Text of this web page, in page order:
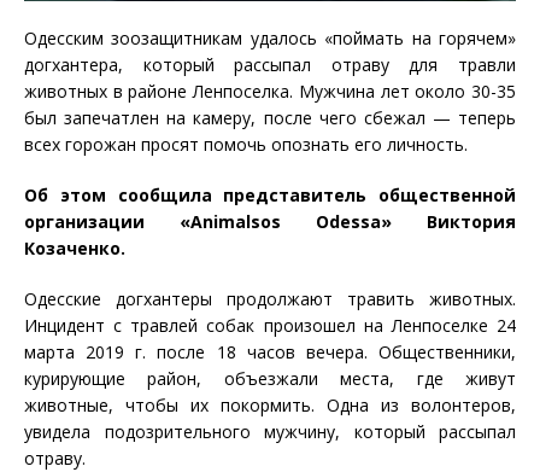
Одесским зоозащитникам удалось «поймать на горячем»
догхантера, который рассыпал отраву для травли
животных в районе Ленпоселка. Мужчина лет около 30-35
был запечатлен на камеру, после чего сбежал — теперь
всех горожан просят помочь опознать его личность.
Об этом сообщила представитель общественной
организации «Animalsos Odessa» Виктория
Козаченко.
Одесские догхантеры продолжают травить животных.
Инцидент с травлей собак произошел на Ленпоселке 24
марта 2019 г. после 18 часов вечера. Общественники,
курирующие район, объезжали места, где живут
животные, чтобы их покормить. Одна из волонтеров,
увидела подозрительного мужчину, который рассыпал
отраву.